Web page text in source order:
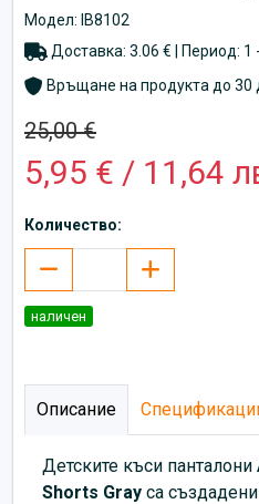
Модел: IB8102
Доставка: 3.06 € | Период: 1
Връщане на продукта до 30
25,00 €
5,95 € / 11,64
Количество:
наличен
Описание
Детските къси панталони
Shorts Gray са